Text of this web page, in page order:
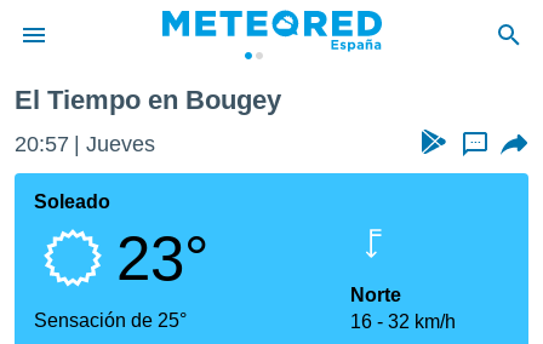
de
por
que se
calidad.
a este
las
El Tiempo en Bougey
20:57 Jueves ...
Soleado
23°
Sensación de 25°
Norte
16
32 km/h